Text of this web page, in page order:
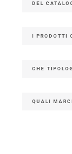
DEL
I PRODOTTI
CHE
QUALI